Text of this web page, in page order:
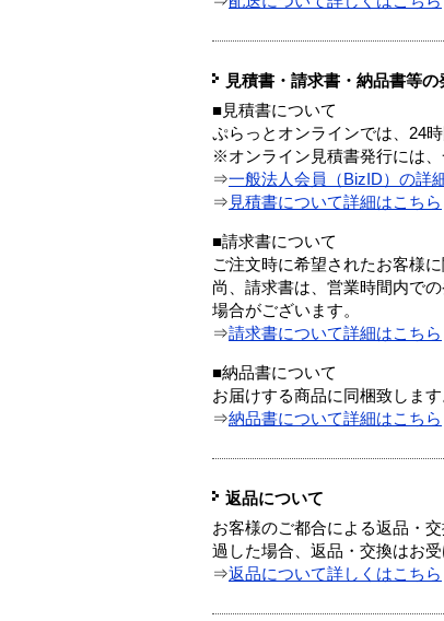
見積書・請求書・納品書等の
■見積書について
ぷらっとオンラインでは、24
※オンライン見積書発行には、
⇒一般法人会員（BizID）の詳
⇒ 見積書について詳細はこちら
■請求書について
ご注文時に希望されたお客様
尚、請求書は、営業時間内で
場合がございます。
⇒請求書について詳細はこちら
■納品書について
お届けする商品に同梱致します
⇒納品書について詳細はこちら
返品について
お客様のご都合による返品・
過した場合、返品・交換はお受
⇒返品について詳しくはこちら